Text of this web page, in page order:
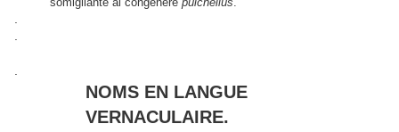
NOMS EN LANGUE
VERNACULAIRE.